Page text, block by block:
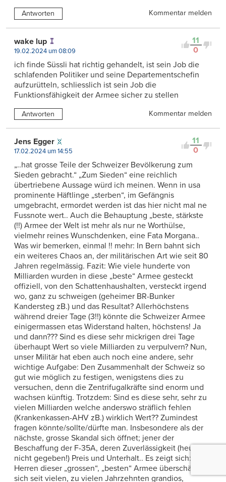
Antworten Kommentar melden
11
0
wake lup
19.02.2024 um 08:09
ich finde Süssli hat richtig gehandelt, ist sein Job die
schlafenden Politiker und seine Departementschefin
aufzurütteln, schliesslich ist sein Job die
Funktionsfähigkeit der Armee sicher zu stellen
Antworten Kommentar melden
11
0
Jens Egger
17.02.2024 um 14:55
„..hat grosse Teile der Schweizer Bevölkerung zum
Sieden gebracht.“ „Zum Sieden“ eine reichlich
übertriebene Aussage würd ich meinen. Wenn in usa
prominente Häftlinge „sterben“, im Gefängnis
umgebracht, ermordet werden ist das hier nicht mal ne
Fussnote wert.. Auch die Behauptung „beste, stärkste
(!!) Armee der Welt ist mehr als nur ne Worthülse,
vielmehr reines Wunschdenken, eine Fata Morgana..
Was wir bemerken, einmal !! mehr: In Bern bahnt sich
ein weiteres Chaos an, der militärischen Art wie seit 80
Jahren regelmässig. Fazit: Wie viele hunderte von
Milliarden wurden in diese „beste“ Armee gesteckt
offiziell, von den Schattenhaushalten, versteckt irgend
wo, ganz zu schweigen (geheimer BR-Bunker
Kandersteg zB.) und das Resultat? Allerhöchstens
während dreier Tage (3!!) könnte die Schweizer Armee
einigermassen etas Widerstand halten, höchstens! Ja
und dann??? Sind es diese sehr mickrigen drei Tage
überhaupt Wert so viele Milliarden zu verpulvern? Nun,
unser Militär hat eben auch noch eine andere, sehr
wichtige Aufgabe: Den Zusammenhalt der Schweiz so
gut wie möglich zu festigen, wenigstens dies zu
versuchen, denn die Zentrifugalkräfte sind enorm und
wachsen künftig. Trotzdem: Sind es diese sehr, sehr zu
vielen Milliarden welche anderswo sträflich fehlen
(Krankenkassen-AHV zB.) wirklich Wert?? Zumindest
fragen könnte/sollte/dürfte man. Insbesondere als der
nächste, grosse Skandal sich öffnet; jener der
Beschaffung der F-35A, deren Zuverlässigkeit (heute
nicht gegeben!) Preis und Unterhalt.. Es zeigt sich: Die
Herren dieser „grossen“, „besten“ Armee überschätzen
sich seit vielen, zu vielen Jahrzehnten grandios,